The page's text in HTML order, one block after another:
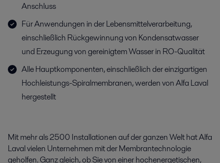
Anschluss
Für Anwendungen in der Lebensmittelverarbeitung,
einschließlich Rückgewinnung von Kondensatwasser
und Erzeugung von gereinigtem Wasser in RO-Qualität
Alle Hauptkomponenten, einschließlich der einzigartigen
Hochleistungs-Spiralmembranen, werden von Alfa Laval
hergestellt
Mit mehr als 2500 Installationen auf der ganzen Welt hat Alfa
Laval vielen Unternehmen mit der Membrantechnologie
geholfen. Ganz gleich, ob Sie von einer hochenergetischen,